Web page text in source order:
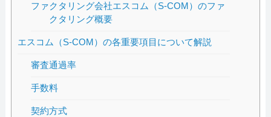
ファクタリング会社エスコム（S-COM）のファ
クタリング概要
エスコム（S-COM）の各重要項目について解説
審査通過率
手数料
契約方式